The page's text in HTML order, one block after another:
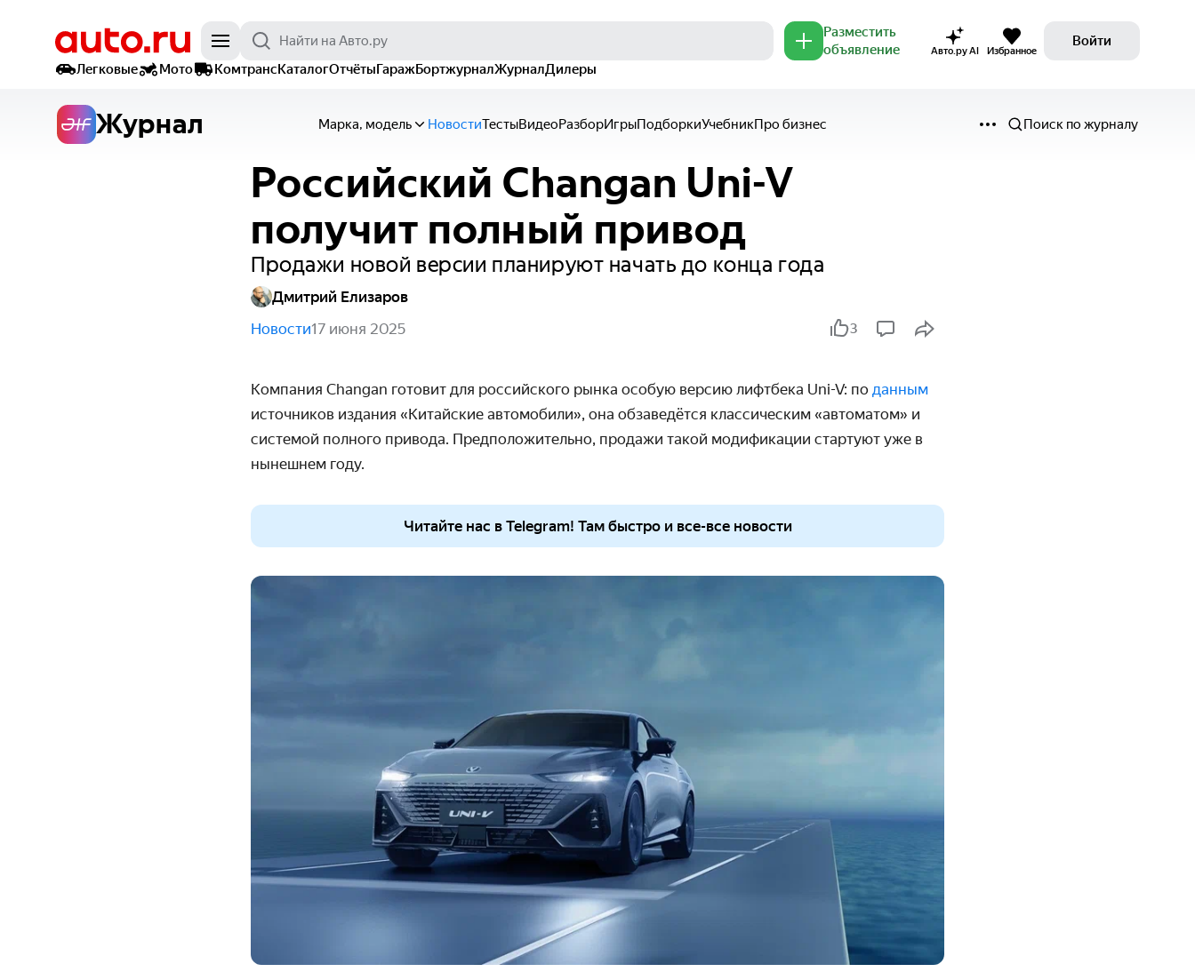
Разместить
объявление
Авто.ру AI Избранное
Войти
Легковые
Мото КомтрансКаталогОтчётыГаражБортжурналЖурналДилеры
Журнал Марка, модель НовостиТестыВидеоРазборИгрыПодборкиУчебникПро бизнес Поиск по журналу
Российский Changan Uni-V
получит полный привод
Продажи новой версии планируют начать до конца года
Дмитрий Елизаров
Новости17 июня 2025 3
Компания Changan готовит для российского рынка особую версию лифтбека Uni-V: по данным
источников издания «Китайские автомобили», она обзаведётся классическим «автоматом» и
системой полного привода. Предположительно, продажи такой модификации стартуют уже в
нынешнем году.
Читайте нас в Telegram! Там быстро и все-все новости